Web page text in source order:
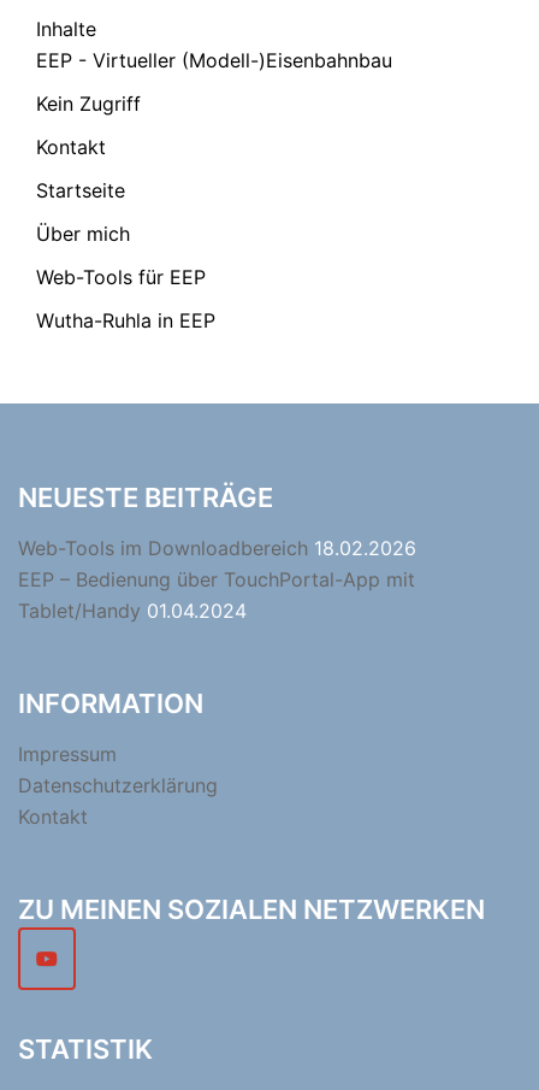
Inhalte
EEP - Virtueller (Modell-)Eisenbahnbau
Kein Zugriff
Kontakt
Startseite
Über mich
Web-Tools für EEP
Wutha-Ruhla in EEP
NEUESTE BEITRÄGE
Web-Tools im Downloadbereich 18.02.2026
EEP – Bedienung über TouchPortal-App mit
Tablet/Handy 01.04.2024
INFORMATION
Impressum
Datenschutzerklärung
Kontakt
ZU MEINEN SOZIALEN NETZWERKEN
STATISTIK